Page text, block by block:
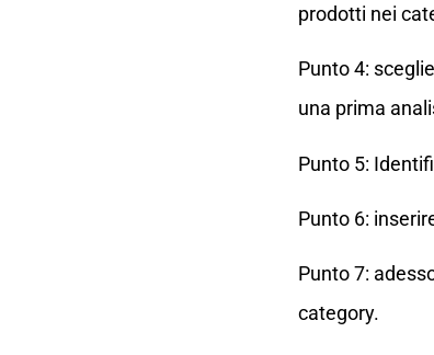
prodotti nei
Punto 4:
una prima
Punto 5:
Punto 6:
Punto 7:
category.